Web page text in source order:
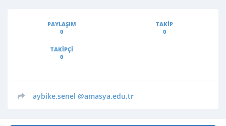
PAYLAŞIM
0
TAKIP
0
TAKIPÇI
0
aybike.senel @amasya.edu.tr